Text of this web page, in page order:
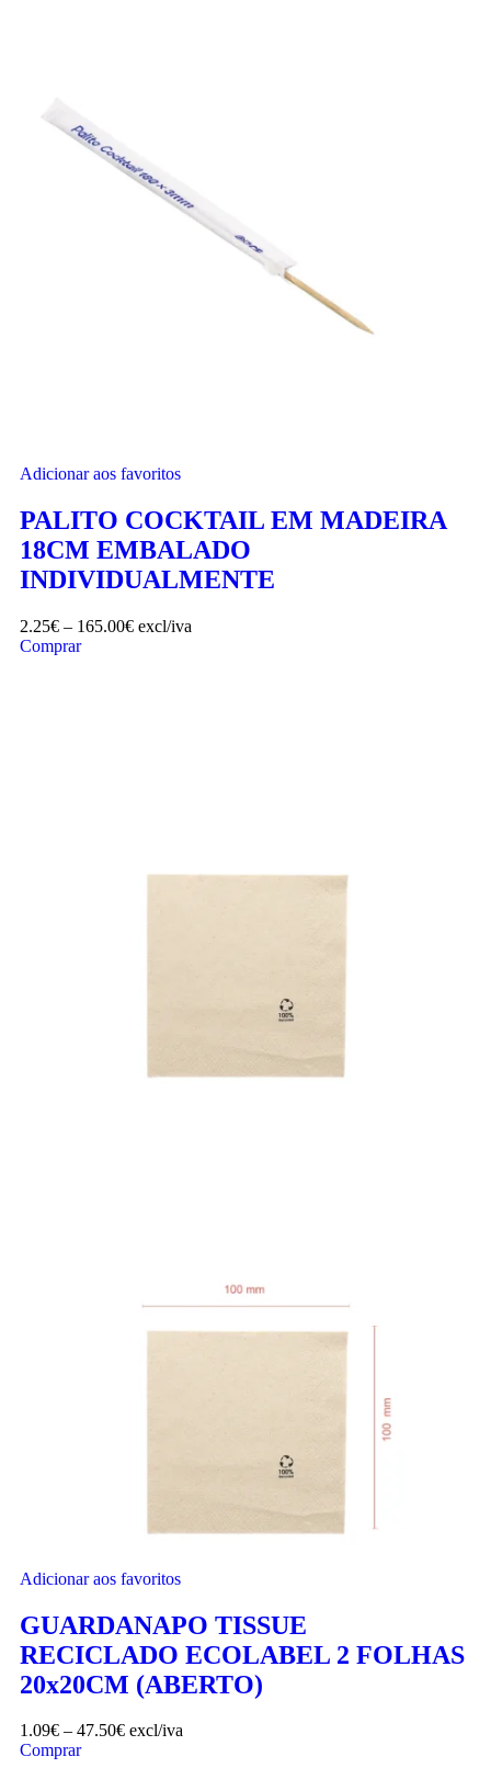
Adicionar aos favoritos
PALITO COCKTAIL EM MADEIRA
18CM EMBALADO
INDIVIDUALMENTE
2.25€ – 165.00€ excl/iva
Comprar
Adicionar aos favoritos
GUARDANAPO TISSUE
RECICLADO ECOLABEL 2 FOLHAS
20x20CM (ABERTO)
1.09€ – 47.50€ excl/iva
Comprar